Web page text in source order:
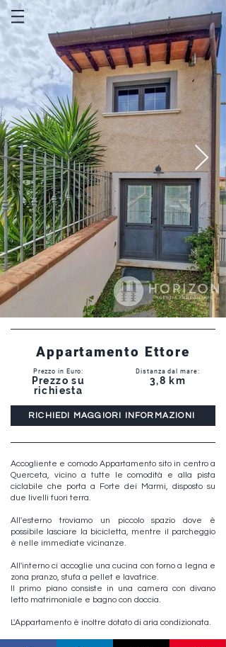
Appartamento Ettore
Prezzo in Euro:
Prezzo su
richiesta
Distanza dal mare:
3,8 km
RICHIEDI MAGGIORI INFORMAZIONI
Accogliente e comodo Appartamento sito in centro a
Querceta, vicino a tutte le comodità e alla pista
ciclabile che porta a Forte dei Marmi, disposto su
due livelli fuori terra.
All'esterno troviamo un piccolo spazio dove è
possibile lasciare la bicicletta, mentre il parcheggio
è nelle immediate vicinanze.
All'interno ci accoglie una cucina con forno a legna e
zona pranzo, stufa a pellet e lavatrice.
Il primo piano consiste in una camera con divano
letto matrimoniale e bagno con doccia.
L'Appartamento è inoltre dotato di aria condizionata.